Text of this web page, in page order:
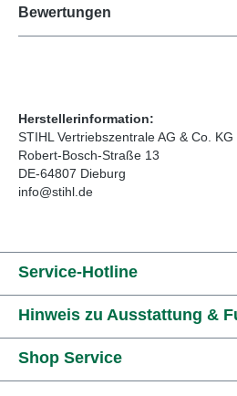
Bewertungen
Herstellerinformation:
STIHL Vertriebszentrale AG & Co. KG
Robert-Bosch-Straße 13
DE-64807 Dieburg
info@stihl.de
Service-Hotline
Hinweis zu Ausstattung &
Shop Service